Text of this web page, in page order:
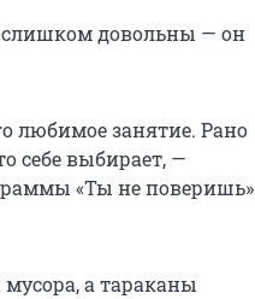
слишком довольны — он
любимое занятие. Рано
себе выбирает, —
«Ты не поверишь»
мусора, а тараканы